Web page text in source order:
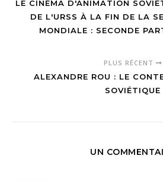
LE CINÉMA D'ANIMATION
DE L'URSS À LA FIN DE LA
MONDIALE : SECONDE
PLUS RÉCENT
ALEXANDRE ROU : LE
SOVIÉTIQUE
UN